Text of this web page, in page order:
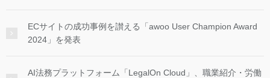
ECサイトの成功事例を讃える「awoo User Champion Award
2024」を発表
AI法務プラットフォーム「LegalOn Cloud」、職業紹介・労働